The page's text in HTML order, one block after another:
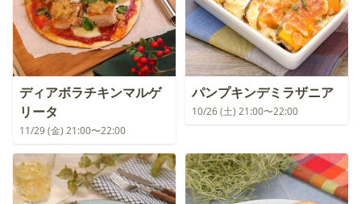
ディアボラチキンマルゲ
リータ
11/29 (金) 21:00〜22:00
パンプキンデミラザニア
10/26 (土) 21:00〜22:00